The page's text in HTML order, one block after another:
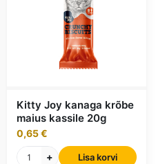
Kitty Joy kanaga krõbe
maius kassile 20g
0,65 €
+
Lisa korvi